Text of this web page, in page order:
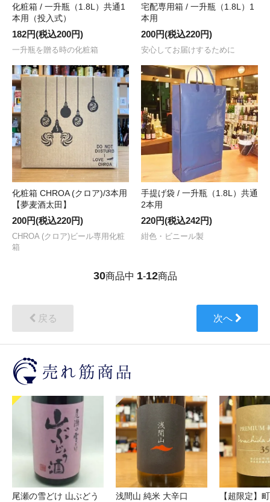
化粧箱 / 一升瓶（1.8L）共通1
本用（投入式）
182円(税込200円)
一升瓶を贈る時の化粧箱
宅配専用箱 / 一升瓶（1.8L）1
本用
200円(税込220円)
安心してお届けするために
化粧箱 CHROA (クロア)/3本用
【夢麦酒太田】
200円(税込220円)
CHROA (クロア)ビール専用化粧
箱
手提げ袋 / 一升瓶（1.8L）共通
2本用
220円(税込242円)
紺色・ビニール製
30商品中 1-12商品
戻る 次へ
尾瀬の雪どけ 山ぶどう
浅間山 純米 大辛口
【超限定】